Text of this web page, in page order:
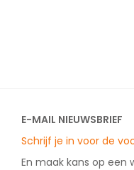
E-MAIL NIEUWSBRIEF
Schrijf je in voor de
En maak kans op een